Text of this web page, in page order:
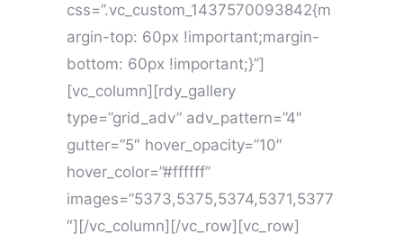
css=”.vc_custom_1437570093842{m
argin-top: 60px !important;margin-
bottom: 60px !important;}”]
[vc_column][rdy_gallery
type=”grid_adv” adv_pattern=”4″
gutter=”5″ hover_opacity=”10″
hover_color=”#ffffff”
images=”5373,5375,5374,5371,5377
″][/vc_column][/vc_row][vc_row]